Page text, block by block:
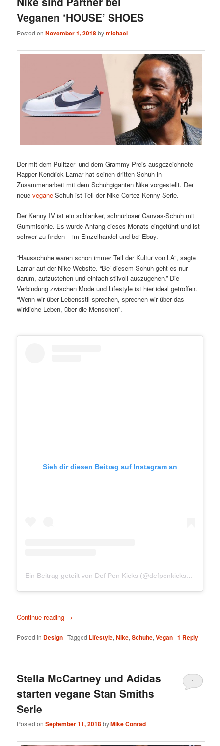
Veganen ‘HOUSE’ SHOES
Posted onNovember 1, 2018bymichael
Der mit dem Pulitzer- und dem Grammy-Preis ausgezeichnete
Rapper Kendrick Lamar hat seinen dritten Schuh in
Zusammenarbeit mit dem Schuhgiganten Nike vorgestellt. Der
neueveganeSchuh ist Teil der Nike Cortez Kenny-Serie.
Der Kenny IV ist ein schlanker, schnürloser Canvas-Schuh mit
Gummisohle. Es wurde Anfang dieses Monats eingeführt und ist
schwer zu finden – im Einzelhandel und bei Ebay.
“Hausschuhe waren schon immer Teil der Kultur von LA”, sagte
Lamar auf der Nike-Website. “Bei diesem Schuh geht es nur
darum, aufzustehen und einfach stilvoll auszugehen.” Die
Verbindung zwischen Mode und Lifestyle ist hier ideal getroffen.
“Wenn wir über Lebensstil sprechen, sprechen wir über das
wirkliche Leben, über die Menschen”.
Sieh dir diesen Beitrag auf Instagram an
Ein Beitrag geteilt von Def Pen Kicks (@defpenkicks)am
Continue reading →
Posted in Design |Tagged Lifestyle,Nike,Schuhe,Vegan |1 Reply
Stella McCartney und Adidas
starten vegane Stan Smiths
Serie
Posted onSeptember 11, 2018byMike Conrad
1